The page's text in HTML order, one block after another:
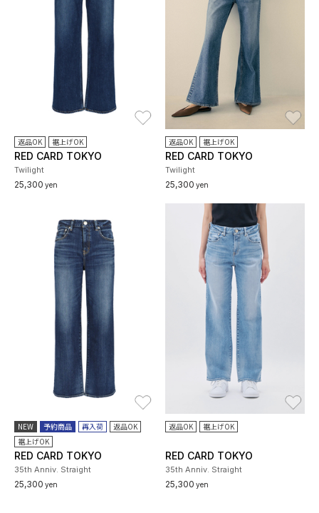
お気に入り
返品OK 裾上げOK
RED CARD TOKYO
Twilight
25,300 yen
返品OK 裾上げOK
RED CARD TOKYO
Twilight
25,300 yen
NEW 予約商品 再入荷
返品OK
裾上げOK
RED CARD TOKYO
35th Anniv. Straight
25,300 yen
返品OK 裾上げOK
RED CARD TOKYO
35th Anniv. Straight
25,300 yen